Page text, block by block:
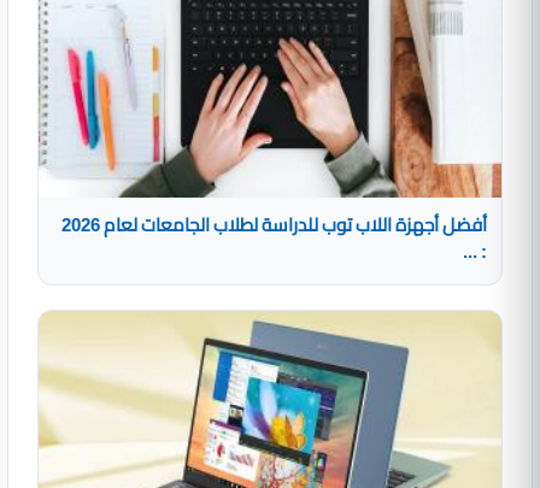
أفضل أجهزة اللاب توب للدراسة لطلاب الجامعات لعام 2026
: ...